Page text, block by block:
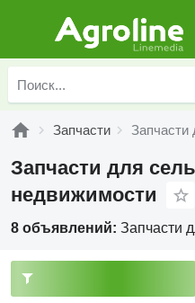
Запчасти Запчасти
Запчасти для
недвижимости
8 объявлений: Запчасти